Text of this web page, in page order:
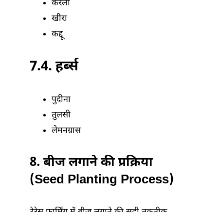
करेला
खीरा
कद्दू
7.4. हर्ब्स
पुदीना
तुलसी
लेमनग्रास
8. बीज लगाने की प्रक्रिया
(Seed Planting Process)